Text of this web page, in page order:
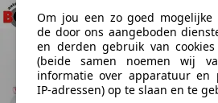
Om jou een zo goed
de door ons aangeboden
en derden gebruik van
(beide samen noemen wij
informatie over apparatuur en
IP-adressen) op te slaan en te